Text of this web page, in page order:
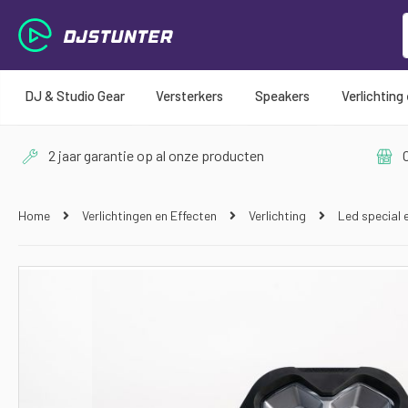
DJ & Studio Gear Versterkers Speakers
2 jaar garantie op al onze producten
Home Verlichtingen en Effecten Verlichting Led special